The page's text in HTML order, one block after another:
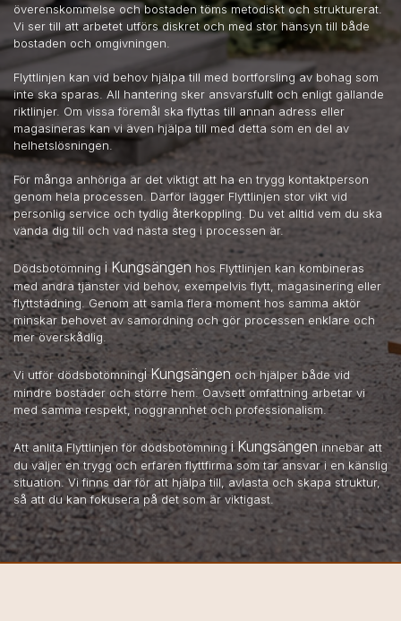
överenskommelse och bostaden töms metodiskt och strukturerat.
Vi ser till att arbetet utförs diskret och med stor hänsyn till både
bostaden och omgivningen.
Flyttlinjen kan vid behov hjälpa till med bortforsling av bohag som
inte ska sparas. All hantering sker ansvarsfullt och enligt gällande
riktlinjer. Om vissa föremål ska flyttas till annan adress eller
magasineras kan vi även hjälpa till med detta som en del av
helhetslösningen.
För många anhöriga är det viktigt att ha en trygg kontaktperson
genom hela processen. Därför lägger Flyttlinjen stor vikt vid
personlig service och tydlig återkoppling. Du vet alltid vem du ska
vända dig till och vad nästa steg i processen är.
Dödsbotömning i Kungsängenhos Flyttlinjen kan kombineras
med andra tjänster vid behov, exempelvis flytt, magasinering eller
flyttstädning. Genom att samla flera moment hos samma aktör
minskar behovet av samordning och gör processen enklare och
mer överskådlig.
Vi utför dödsbotömningi Kungsängenoch hjälper både vid
mindre bostäder och större hem. Oavsett omfattning arbetar vi
med samma respekt, noggrannhet och professionalism.
Att anlita Flyttlinjen för dödsbotömningi Kungsängen innebär att
du väljer en trygg och erfaren flyttfirma som tar ansvar i en känslig
situation. Vi finns där för att hjälpa till, avlasta och skapa struktur,
så att du kan fokusera på det som är viktigast.